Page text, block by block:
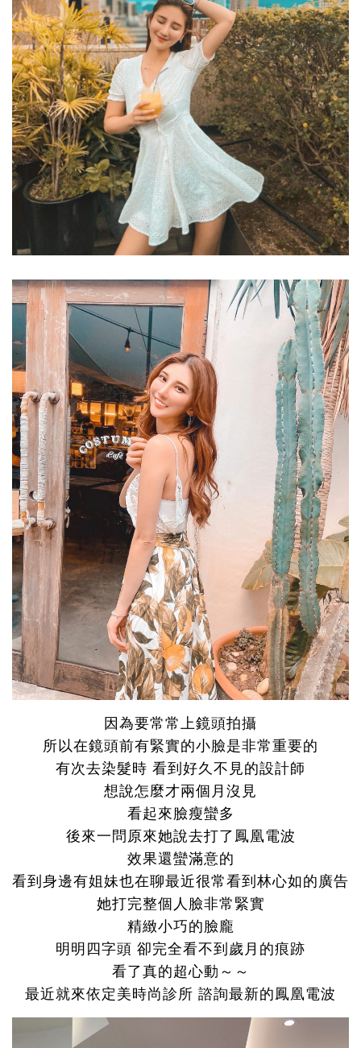
因為要常常上鏡頭拍攝
所以在鏡頭前有緊實的小臉是非常重要的
有次去染髮時 看到好久不見的設計師
想說怎麼才兩個月沒見
看起來臉瘦蠻多
後來一問原來她說去打了鳳凰電波
效果還蠻滿意的
看到身邊有姐妹也在聊最近很常看到林心如的廣告
她打完整個人臉非常緊實
精緻小巧的臉龐
明明四字頭 卻完全看不到歲月的痕跡
看了真的超心動～～
最近就來依定美時尚診所 諮詢最新的鳳凰電波